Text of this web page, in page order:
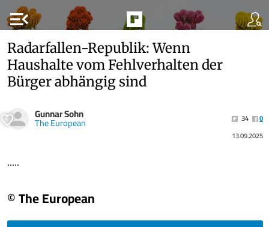
menu_open
Radarfallen-Republik: Wenn
Haushalte vom Fehlverhalten der
Bürger abhängig sind
Gunnar Sohn
The European 34
0
13.09.2025
.....
© The European